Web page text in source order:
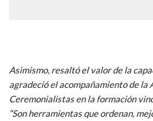
Asimismo, resaltó el valor de la
agradeció el acompañamiento de la
Ceremonialistas en la formación
“Son herramientas que ordenan,